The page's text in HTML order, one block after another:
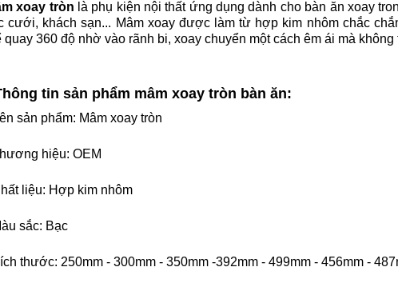
xoay tròn là phụ kiện nội thất ứng dụng dành cho bàn ăn xoay
cưới, khách sạn... Mâm xoay được làm từ hợp kim nhôm chắc
quay 360 độ nhờ vào rãnh bi, xoay chuyển một cách êm ái mà
tin sản phẩm mâm xoay tròn bàn ăn:
sản phẩm: Mâm xoay tròn
hiệu: OEM
liệu: Hợp kim nhôm
sắc: Bạc
thước: 250mm - 300mm - 350mm -392mm - 499mm - 456mm -